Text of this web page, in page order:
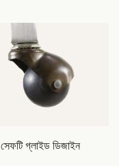
সেফটি গ্লাইড ডিজাইন